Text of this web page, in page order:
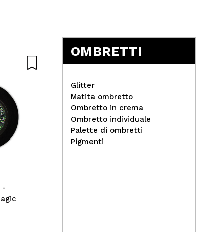
-
Hean - Ombretto - Glitter
Eyeshadow - Universe
OMBRETTI
Glitter
Matita ombretto
Ombretto in crema
Ombretto individuale
Palette di ombretti
Pigmenti